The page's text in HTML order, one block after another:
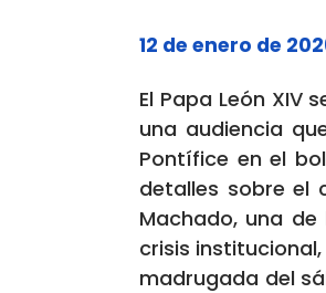
12 de enero de
El Papa León XIV
una audiencia
Pontífice en el
detalles sobre el
Machado, una
crisis
madrugada del